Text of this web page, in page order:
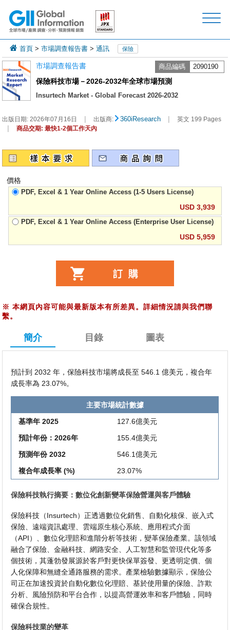
首頁 >市場調查報告書 >通訊 保險
市場調查報告書 商品編碼 2090190
保險科技市場－2026-2032年全球市場預測
Insurtech Market - Global Forecast 2026-2032
出版日期:2026年07月16日 | 出版商: 360iResearch | 英文 199 Pages
| 商品交期: 最快1-2個工作天內
價格
PDF, Excel & 1 Year Online Access (1-5 Users License)
USD 3,939
PDF, Excel & 1 Year Online Access (Enterprise User License)
USD 5,959
※ 本網頁內容可能與最新版本有所差異。詳細情況請與我們聯
繫。
簡介 目錄 圖表
預計到 2032 年，保險科技市場將成長至 546.1 億美元，複合年
成長率為 23.07%。
主要市場統計數據
基準年 2025
127.6億美元
預計年份：2026年
155.4億美元
預測年份 2032
546.1億美元
複合年成長率 (%)
23.07%
保險科技執行摘要：數位化創新變革保險營運與客戶體驗
保險科技（Insurtech）正透過數位化銷售、自動化核保、嵌入式
保險、遠端資訊處理、雲端原生核心系統、應用程式介面
（API）、數位化理賠和進階分析等技術，變革保險產業。該領域
融合了保險、金融科技、網路安全、人工智慧和監管現代化等多
個技術，其蓬勃發展源於客戶對更快保單簽發、更透明定價、個
人化保障和無縫全通路服務的需求。產業檢驗數據顯示，保險公
司正在加速投資於自動化數位化理賠、基於使用量的保險、詐欺
分析、風險預防和平台合作，以提高營運效率和客戶體驗，同時
確保合規性。
保險科技業的變革